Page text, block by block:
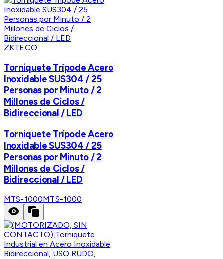
ZKTECO
Torniquete Trípode Acero
Inoxidable SUS304 / 25
Personas por Minuto / 2
Millones de Ciclos /
Bidireccional / LED
Torniquete Trípode Acero
Inoxidable SUS304 / 25
Personas por Minuto / 2
Millones de Ciclos /
Bidireccional / LED
MTS-1000MTS-1000